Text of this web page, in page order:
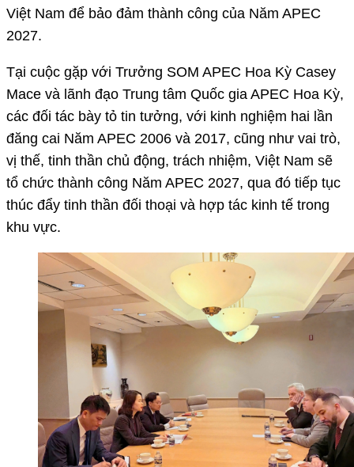
Việt Nam để bảo đảm thành công của Năm APEC
2027.
Tại cuộc gặp với Trưởng SOM APEC Hoa Kỳ Casey
Mace và lãnh đạo Trung tâm Quốc gia APEC Hoa Kỳ,
các đối tác bày tỏ tin tưởng, với kinh nghiệm hai lần
đăng cai Năm APEC 2006 và 2017, cũng như vai trò,
vị thế, tinh thần chủ động, trách nhiệm, Việt Nam sẽ
tổ chức thành công Năm APEC 2027, qua đó tiếp tục
thúc đẩy tinh thần đối thoại và hợp tác kinh tế trong
khu vực.